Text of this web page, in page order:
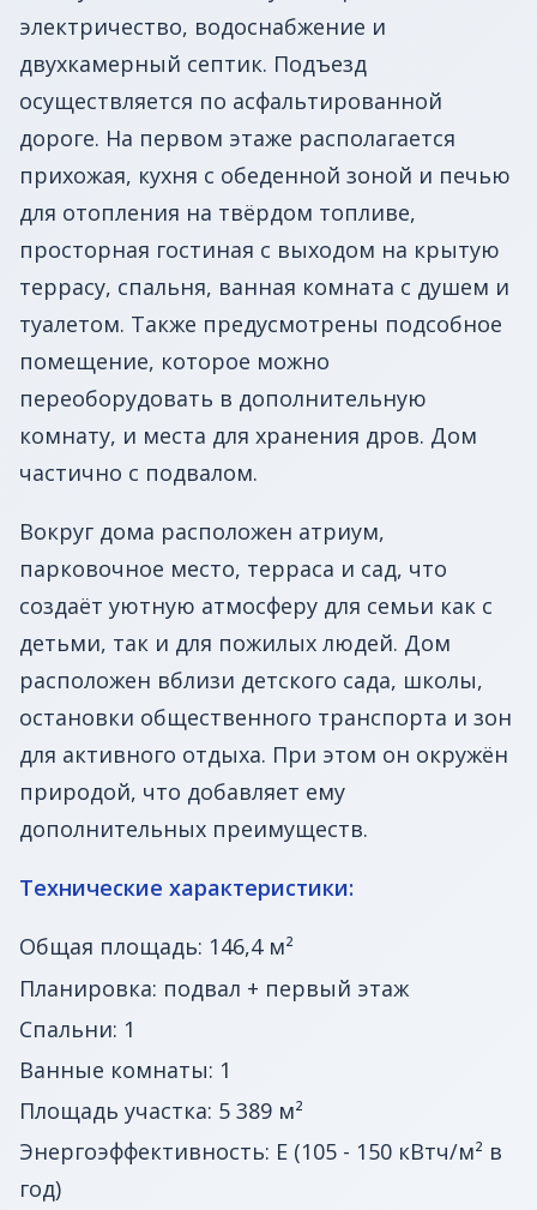
электричество, водоснабжение и
двухкамерный септик. Подъезд
осуществляется по асфальтированной
дороге. На первом этаже располагается
прихожая, кухня с обеденной зоной и печью
для отопления на твёрдом топливе,
просторная гостиная с выходом на крытую
террасу, спальня, ванная комната с душем и
туалетом. Также предусмотрены подсобное
помещение, которое можно
переоборудовать в дополнительную
комнату, и места для хранения дров. Дом
частично с подвалом.
Вокруг дома расположен атриум,
парковочное место, терраса и сад, что
создаёт уютную атмосферу для семьи как с
детьми, так и для пожилых людей. Дом
расположен вблизи детского сада, школы,
остановки общественного транспорта и зон
для активного отдыха. При этом он окружён
природой, что добавляет ему
дополнительных преимуществ.
Технические характеристики:
Общая площадь: 146,4 м²
Планировка: подвал + первый этаж
Спальни: 1
Ванные комнаты: 1
Площадь участка: 5 389 м²
Энергоэффективность: E (105 - 150 кВтч/м² в
год)